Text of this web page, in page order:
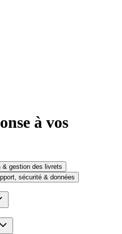
à vos
& gestion des livrets
sécurité & données